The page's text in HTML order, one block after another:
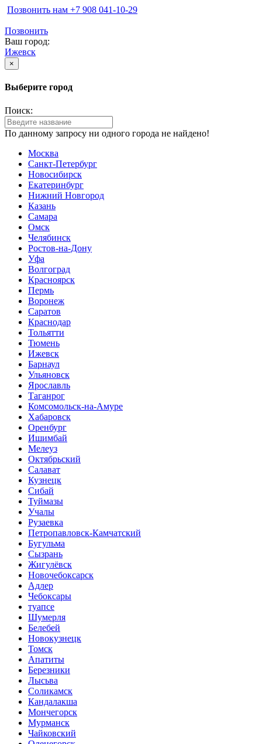
Позвонить нам ‪+7 908 041-10-29
Позвонить
Ваш город:
Ижевск
×
Выберите город
Поиск:
По данному запросу ни одного города не найдено!
Москва
Санкт-Петербург
Новосибирск
Екатеринбург
Нижний Новгород
Казань
Самара
Омск
Челябинск
Ростов-на-Дону
Уфа
Волгоград
Красноярск
Пермь
Воронеж
Саратов
Краснодар
Тольятти
Тюмень
Ижевск
Барнаул
Ульяновск
Ярославль
Таганрог
Комсомольск-на-Амуре
Хабаровск
Оренбург
Ишимбай
Мелеуз
Октябрьский
Салават
Кузнецк
Сибай
Туймазы
Учалы
Рузаевка
Петропавловск-Камчатский
Бугульма
Сызрань
Жигулёвск
Новочебоксарск
Адлер
Чебоксары
туапсе
Шумерля
Белебей
Новокузнецк
Томск
Апатиты
Березники
Лысьва
Соликамск
Кандалакша
Мончегорск
Мурманск
Чайковский